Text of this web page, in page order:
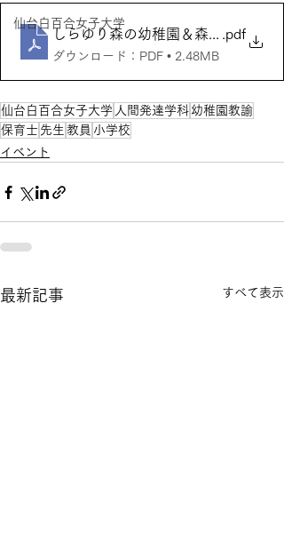
仙台白百合女子大学
しらゆり森の幼稚園＆森のしょうが
.pdf
ダウンロード：PDF • 2.48MB
仙台白百合女子大学 人間発達学科幼稚園教諭
保育士 先生 教員 小学校
イベント
最新記事 すべて表示